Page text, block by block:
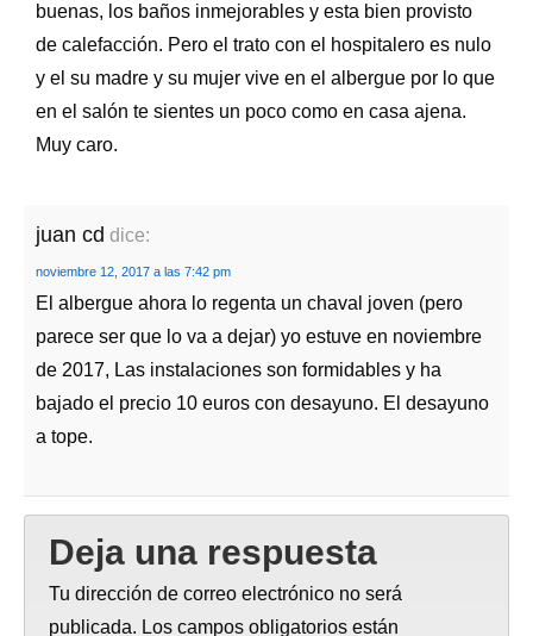
buenas, los baños inmejorables y esta bien provisto
de calefacción. Pero el trato con el hospitalero es nulo
y el su madre y su mujer vive en el albergue por lo que
en el salón te sientes un poco como en casa ajena.
Muy caro.
juan cd dice:
noviembre 12, 2017 a las 7:42 pm
El albergue ahora lo regenta un chaval joven (pero
parece ser que lo va a dejar) yo estuve en noviembre
de 2017, Las instalaciones son formidables y ha
bajado el precio 10 euros con desayuno. El desayuno
a tope.
Deja una respuesta
Tu dirección de correo electrónico no será
publicada. Los campos obligatorios están